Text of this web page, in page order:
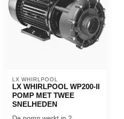
LX WHIRLPOOL
LX WHIRLPOOL WP200-II
POMP MET TWEE
SNELHEDEN